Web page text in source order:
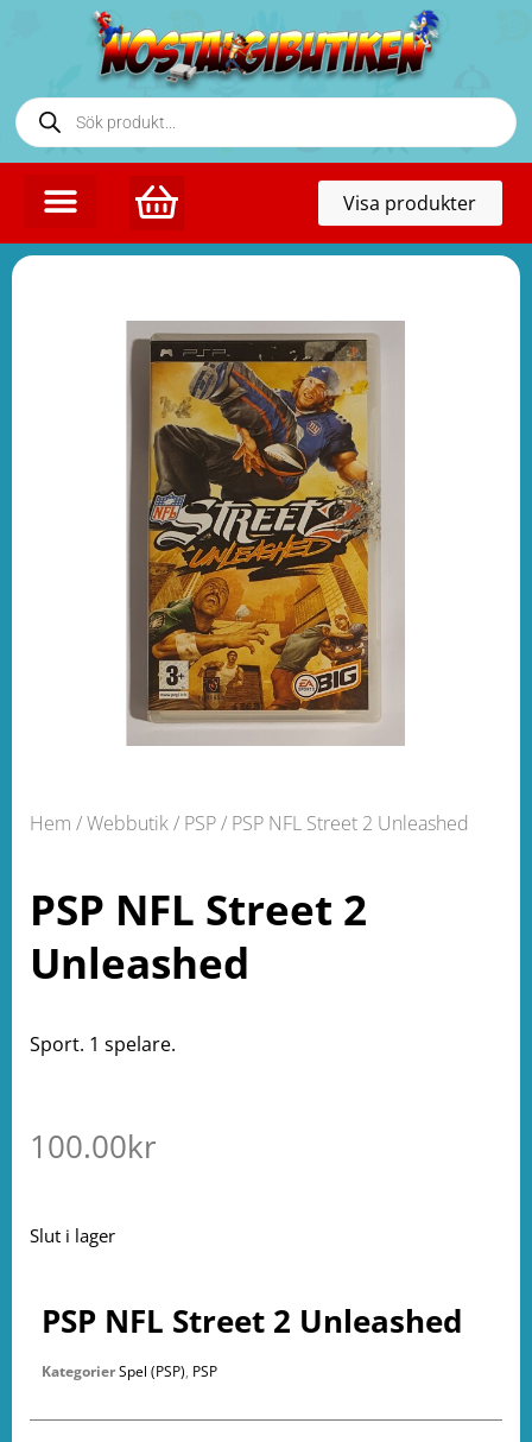
Visa produkter
Hem /Webbutik/ PSP/ PSP NFL Street 2 Unleashed
PSP NFL Street 2
Unleashed
Sport. 1 spelare.
100.00kr
Slut i lager
PSP NFL Street 2 Unleashed
KategorierSpel (PSP), PSP